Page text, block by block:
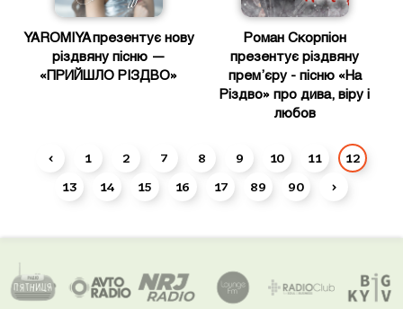
YAROMIYA презентує нову
різдвяну пісню —
«ПРИЙШЛО РІЗДВО»
Роман Скорпіон
презентує різдвяну
прем’єру - пісню «На
Різдво» про дива, віру і
любов
‹ 1 2 7 8 9 10 11
12
13
14 15 16 17 89 90 ›